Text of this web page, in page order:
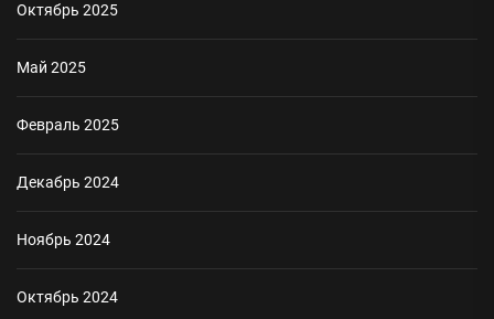
Октябрь 2025
Май 2025
Февраль 2025
Декабрь 2024
Ноябрь 2024
Октябрь 2024